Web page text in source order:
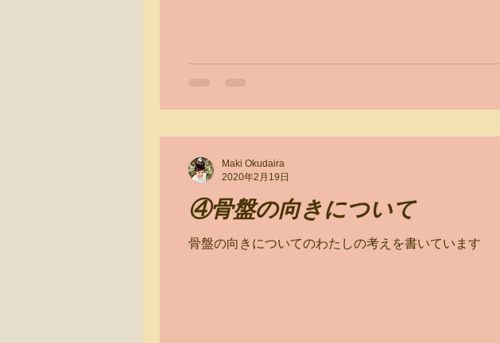
④骨盤の向きについて
骨盤の向きについてのわたしの考えを書いています
Maki Okudaira
2020年2月19日